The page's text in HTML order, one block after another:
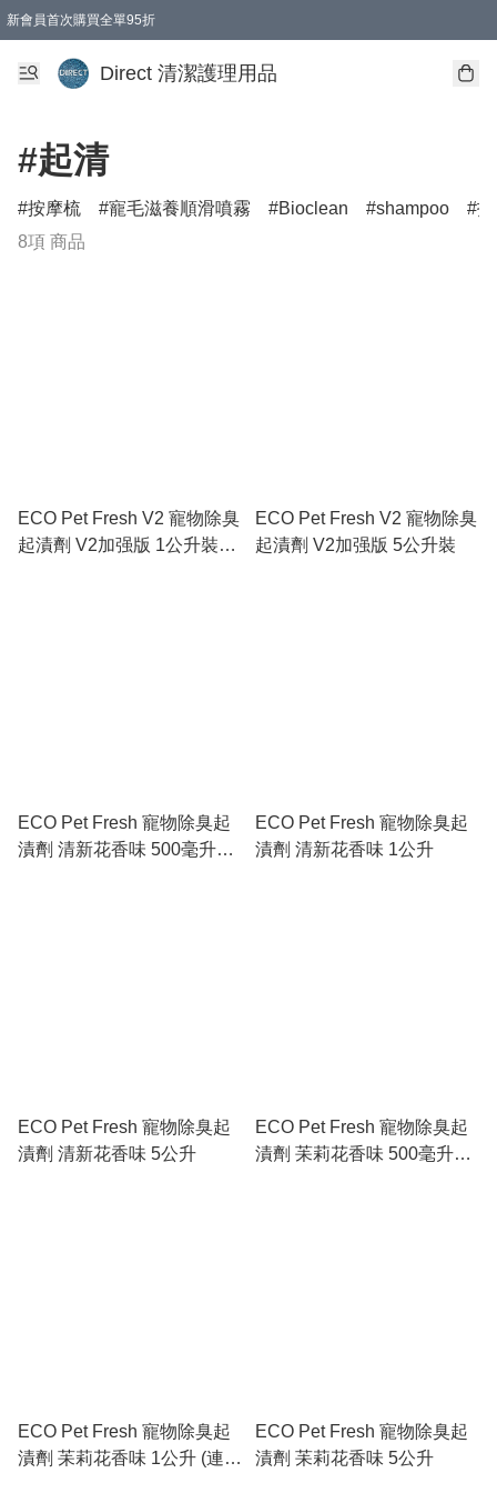
新會員首次購買全單95折
Direct 清潔護理用品
#起清
按摩梳 寵毛滋養順滑噴霧 Bioclean shampoo
8項 商品
ECO Pet Fresh V2 寵物除臭
起漬劑 V2加强版 1公升裝
ECO Pet Fresh V2 寵物除臭
起漬劑 V2加强版 5公升裝
ECO Pet Fresh 寵物除臭起
漬劑 清新花香味 500毫升噴
ECO Pet Fresh 寵物除臭起
漬劑 清新花香味 1公升
ECO Pet Fresh 寵物除臭起
漬劑 清新花香味 5公升
ECO Pet Fresh 寵物除臭起
漬劑 苿莉花香味 500毫升噴
ECO Pet Fresh 寵物除臭起
漬劑 苿莉花香味 1公升 (連噴
ECO Pet Fresh 寵物除臭起
漬劑 苿莉花香味 5公升